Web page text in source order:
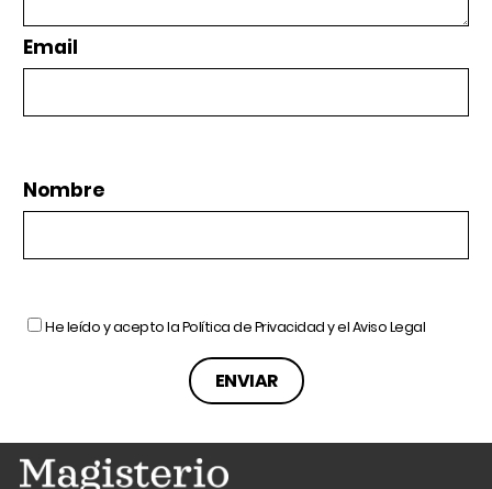
Email
Nombre
He leído y acepto laPolítica de Privacidady elAviso Legal